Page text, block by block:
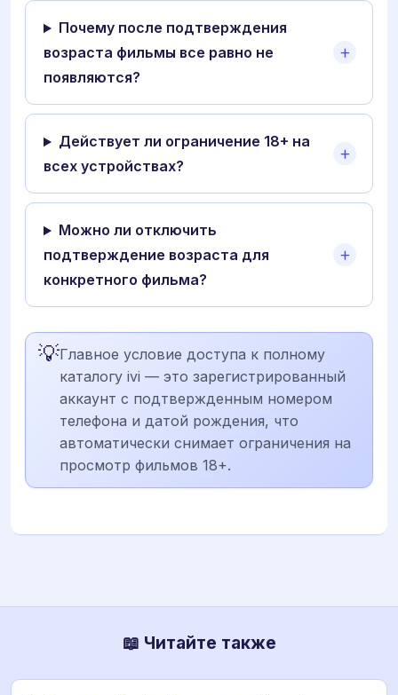
Почему после подтверждения
возраста фильмы все равно не
появляются?
Действует ли ограничение 18+ на
всех устройствах?
Можно ли отключить
подтверждение возраста для
конкретного фильма?
💡Главное условие доступа к полному
каталогу ivi — это зарегистрированный
аккаунт с подтвержденным номером
телефона и датой рождения, что
автоматически снимает ограничения на
просмотр фильмов 18+.
📖 Читайте также